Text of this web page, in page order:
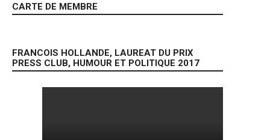
CARTE DE MEMBRE
FRANCOIS HOLLANDE, LAUREAT DU PRIX
PRESS CLUB, HUMOUR ET POLITIQUE 2017